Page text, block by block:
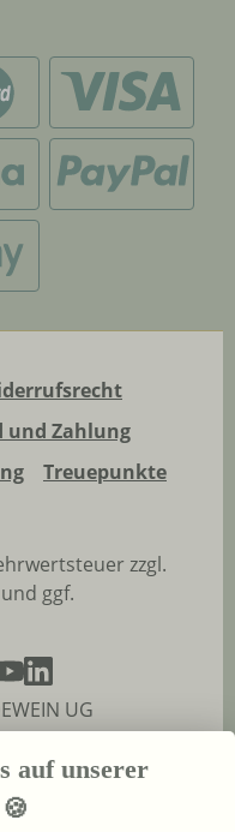
und Zahlung
Treuepunkte
zzgl.
und ggf.
UG
auf unserer